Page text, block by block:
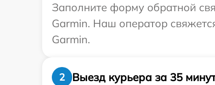
Заполните форму обратной
Garmin. Наш оператор
Garmin.
2
Выезд курьера за 35